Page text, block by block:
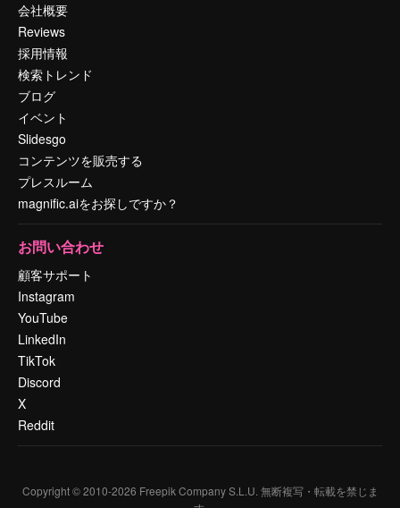
会社概要
Reviews
採用情報
検索トレンド
ブログ
イベント
Slidesgo
コンテンツを販売する
プレスルーム
magnific.aiをお探しですか？
お問い合わせ
顧客サポート
Instagram
YouTube
LinkedIn
TikTok
Discord
X
Reddit
Copyright © 2010-2026 Freepik Company S.L.U. 無断複写・転載を禁じま